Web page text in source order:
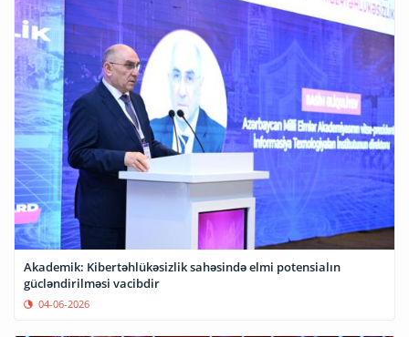
Akademik: Kibertəhlükəsizlik sahəsində elmi potensialın
gücləndirilməsi vacibdir
04-06-2026